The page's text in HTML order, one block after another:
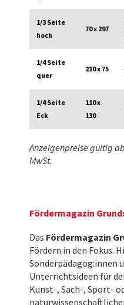
1/3 Seite
hoch
70 x 297
1/4 Seite
quer
210 x 75
1/4 Seite
Eck
110 x
130
Anzeigenpreise gültig
MwSt.
Fördermagazin
Das Fördermagazin
Fördern in den Fokus.
Sonderpädagog:innen
Unterrichtsideen für
Kunst-, Sach-, Sport-